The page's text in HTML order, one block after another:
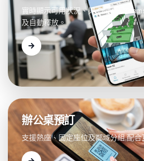
實時顯示可用狀況、與 Outlook/
及自動釋放。
辦公桌預訂
支援熱座、固定座位及鄰域分組,配合